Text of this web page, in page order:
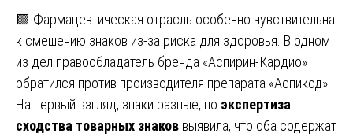
🟩 Фармацевтическая отрасль особенно чувствительна
к смешению знаков из-за риска для здоровья. В одном
из дел правообладатель бренда «Аспирин-Кардио»
обратился против производителя препарата «Аспикод».
На первый взгляд, знаки разные, но экспертиза
сходства товарных знаков выявила, что оба содержат